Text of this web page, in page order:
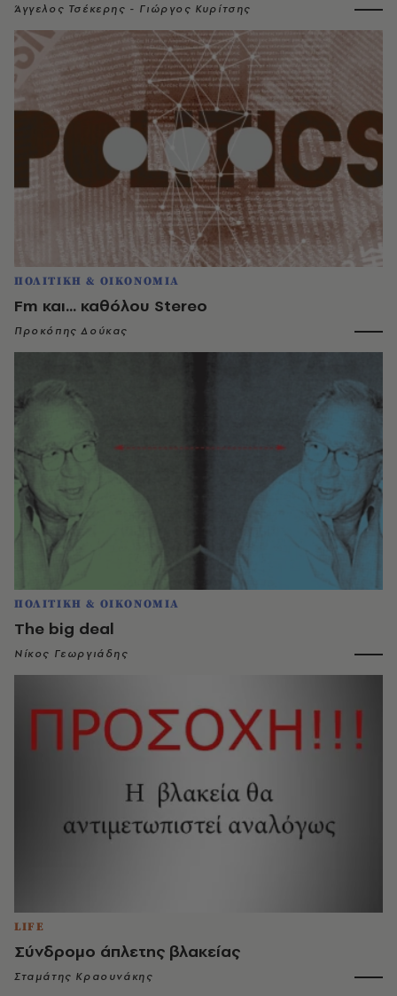
Άγγελος Τσέκερης - Γιώργος Κυρίτσης
ΠΟΛΙΤΙΚΗ & ΟΙΚΟΝΟΜΙΑ
Fm και... καθόλου Stereo
Προκόπης Δούκας
ΠΟΛΙΤΙΚΗ & ΟΙΚΟΝΟΜΙΑ
The big deal
Νίκος Γεωργιάδης
LIFE
Σύνδρομο άπλετης βλακείας
Σταμάτης Κραουνάκης